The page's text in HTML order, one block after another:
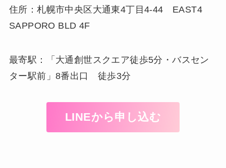
住所：札幌市中央区大通東4丁目4-44 EAST4
SAPPORO BLD 4F
最寄駅：「大通創世スクエア徒歩5分・バスセン
ター駅前」8番出口 徒歩3分
LINEから申し込む